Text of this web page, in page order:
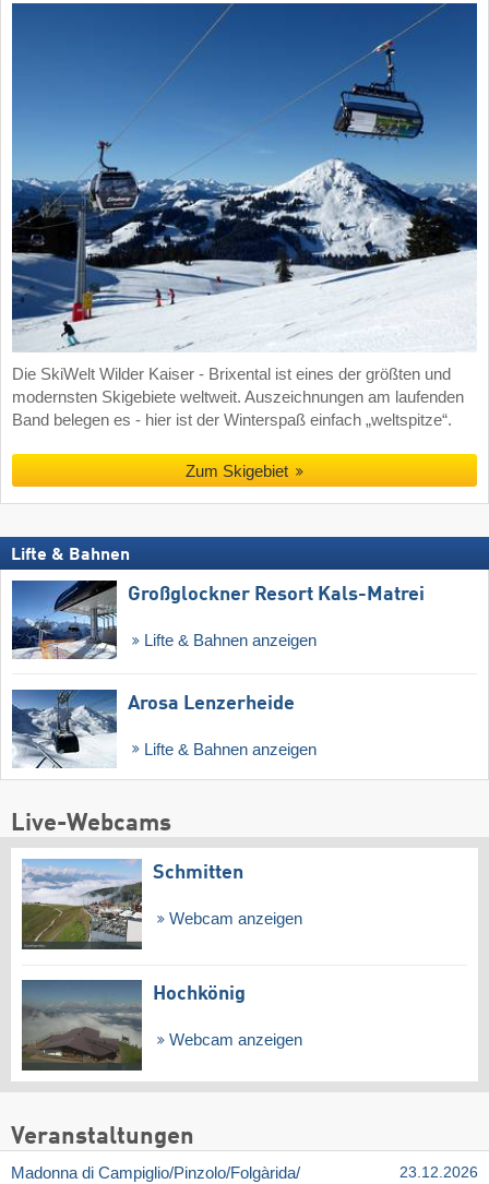
Die SkiWelt Wilder Kaiser - Brixental ist eines der größten und
modernsten Skigebiete weltweit. Auszeichnungen am laufenden
Band belegen es - hier ist der Winterspaß einfach „weltspitze“.
Zum Skigebiet
Lifte & Bahnen
Großglockner Resort Kals-Matrei
Lifte & Bahnen anzeigen
Arosa Lenzerheide
Lifte & Bahnen anzeigen
Live-Webcams
Schmitten
Webcam anzeigen
Hochkönig
Webcam anzeigen
Veranstaltungen
Madonna di Campiglio/​Pinzolo/​Folgàrida/​
23.12.2026